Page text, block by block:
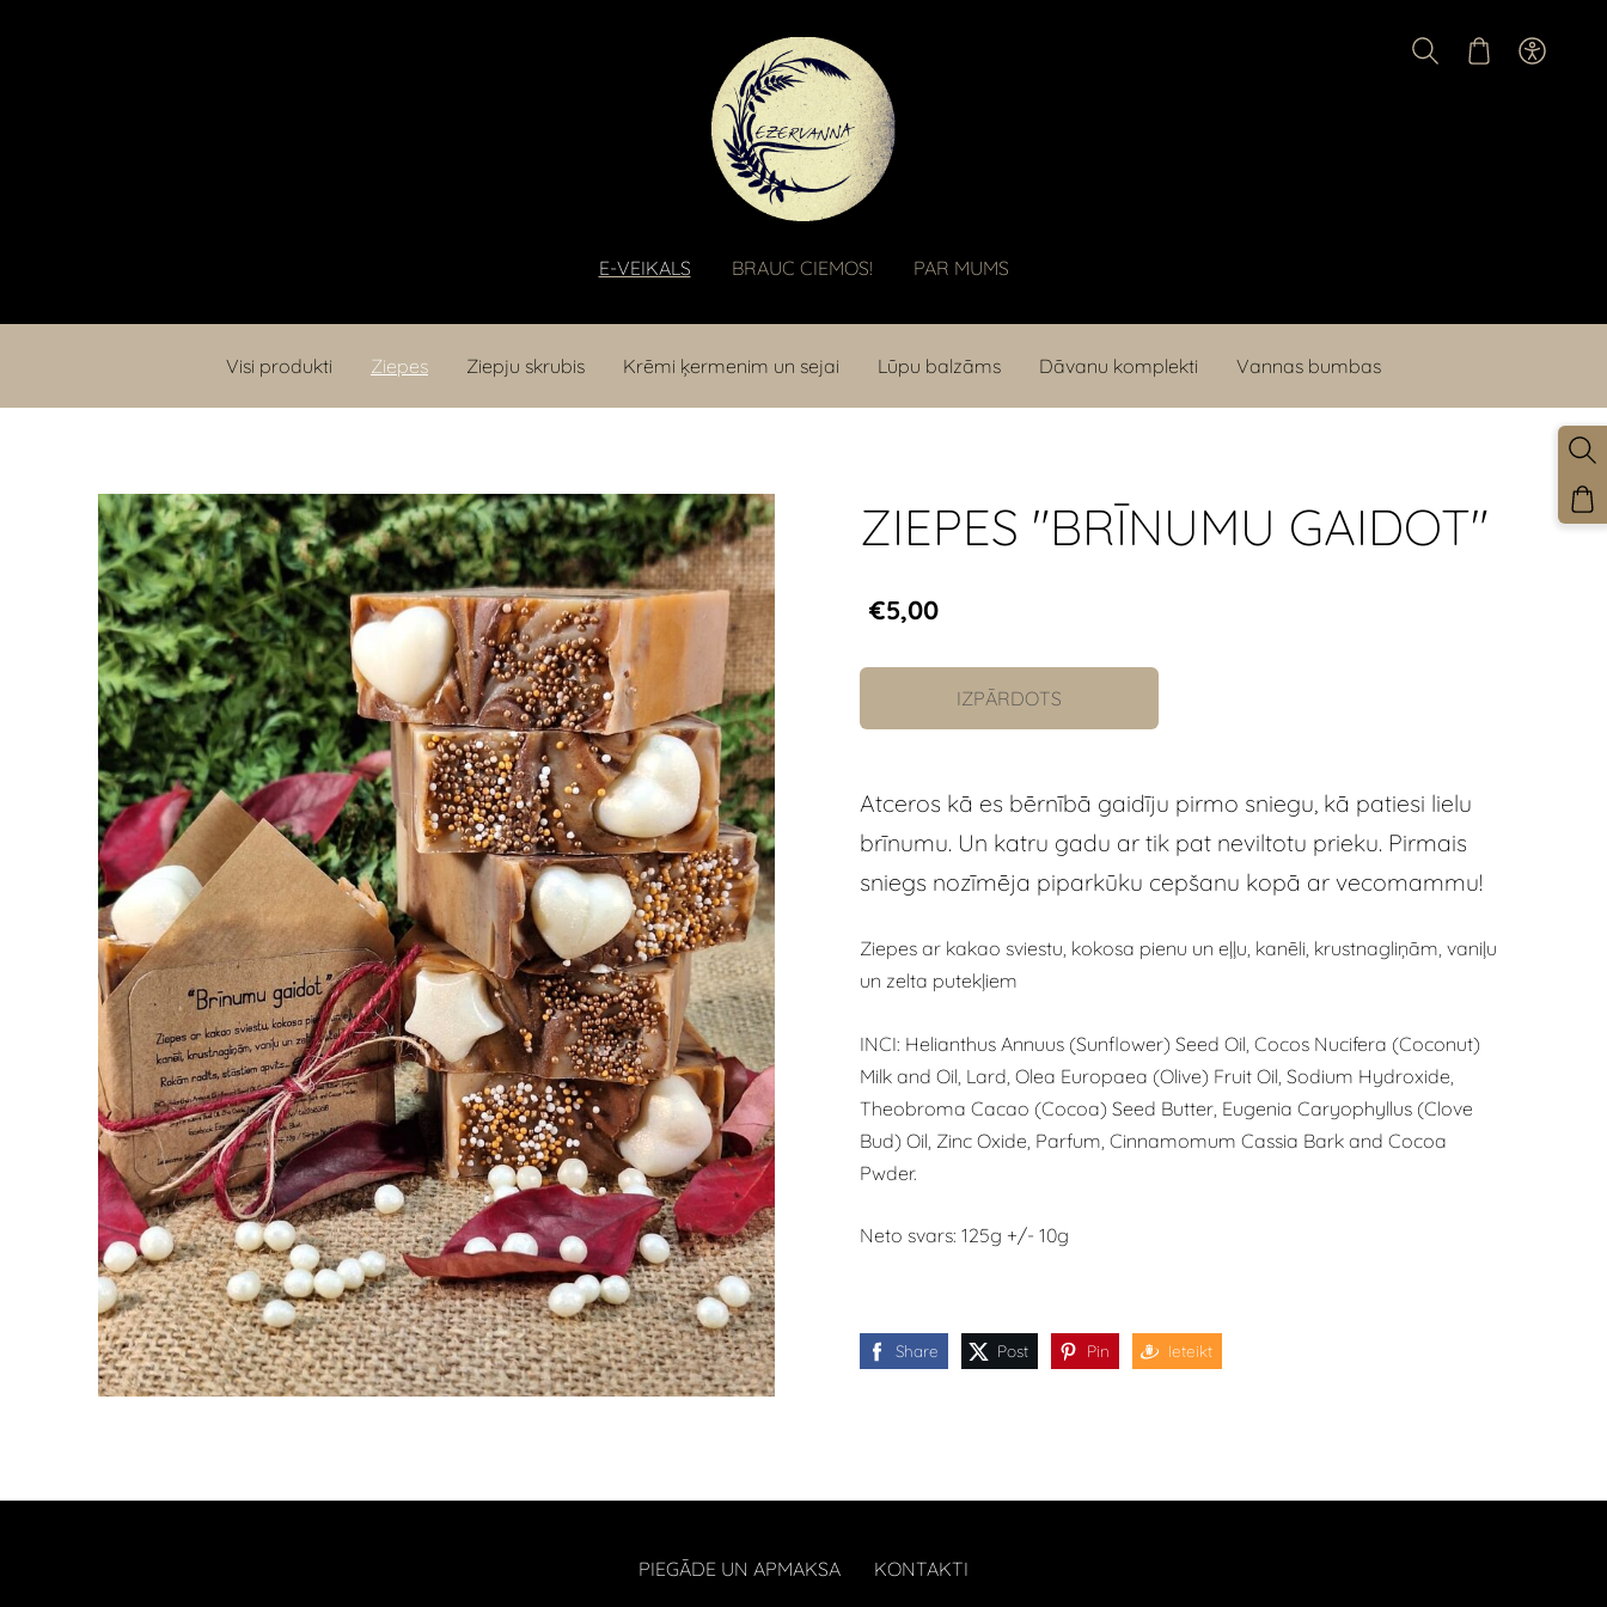
E-VEIKALS BRAUC CIEMOS! PAR MUMS
Visi produkti Ziepes Ziepju skrubis Krēmi ķermenim un sejai Lūpu balzāms Dāvanu komplekti Vannas bumbas
ZIEPES "BRĪNUMU GAIDOT"
€5,00
IZPĀRDOTS
Atceros kā es bērnībā gaidīju pirmo sniegu, kā patiesi lielu
brīnumu. Un katru gadu ar tik pat neviltotu prieku. Pirmais
sniegs nozīmēja piparkūku cepšanu kopā ar vecomammu!
Ziepes ar kakao sviestu, kokosa pienu un eļļu, kanēli, krustnagliņām, vaniļu
un zelta putekļiem
INCI: Helianthus Annuus (Sunflower) Seed Oil, Cocos Nucifera (Coconut)
Milk and Oil, Lard, Olea Europaea (Olive) Fruit Oil, Sodium Hydroxide,
Theobroma Cacao (Cocoa) Seed Butter, Eugenia Caryophyllus (Clove
Bud) Oil, Zinc Oxide, Parfum, Cinnamomum Cassia Bark and Cocoa
Pwder.
Neto svars: 125g +/- 10g
Share Post Pin Ieteikt
PIEGĀDE UN APMAKSA KONTAKTI